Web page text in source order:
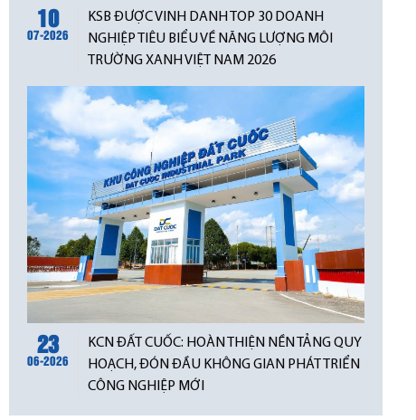
10
07-2026
KSB ĐƯỢC VINH DANH TOP 30 DOANH
NGHIỆP TIÊU BIỂU VỀ NĂNG LƯỢNG MÔI
TRƯỜNG XANH VIỆT NAM 2026
23
06-2026
KCN ĐẤT CUỐC: HOÀN THIỆN NỀN TẢNG QUY
HOẠCH, ĐÓN ĐẦU KHÔNG GIAN PHÁT TRIỂN
CÔNG NGHIỆP MỚI